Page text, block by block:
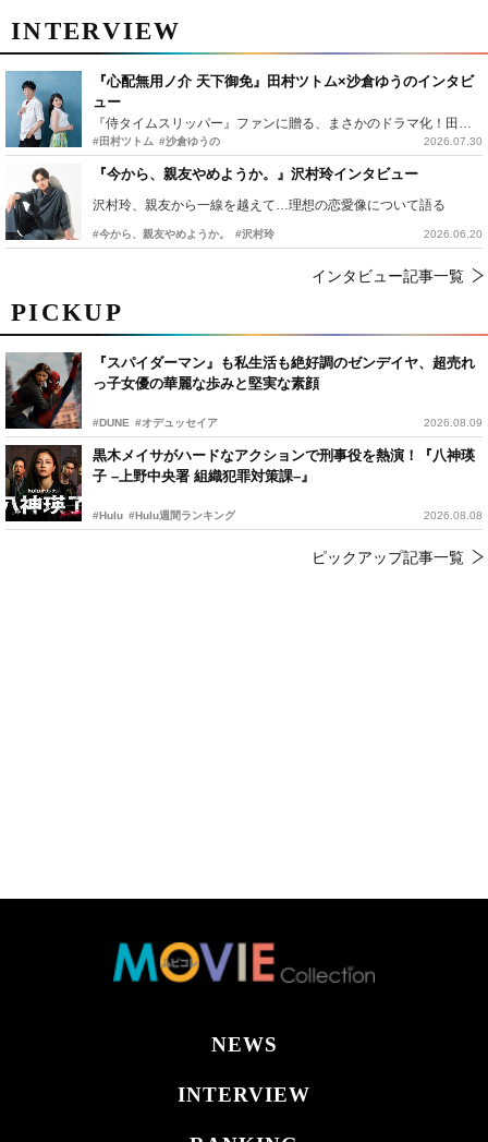
PICKUP
『スパイダーマン』も私生活も絶好調のゼンデイヤ、超売れ
っ子女優の華麗な歩みと堅実な素顔
#DUNE #オデュッセイア 2026.08.09
黒木メイサがハードなアクションで刑事役を熱演！『八神瑛
子 –上野中央署 組織犯罪対策課–』
#Hulu #Hulu週間ランキング 2026.08.08
ピックアップ記事一覧
INTERVIEW
『心配無用ノ介 天下御免』田村ツトム×沙倉ゆうのインタビ
ュー
#田村ツトム #沙倉ゆうの 2026.07.30
『今から、親友やめようか。』沢村玲インタビュー
沢村玲、親友から一線を越えて…理想の恋愛像について語る
#今から、親友やめようか。 #沢村玲 2026.06.20
インタビュー記事一覧
NEWS
INTERVIEW